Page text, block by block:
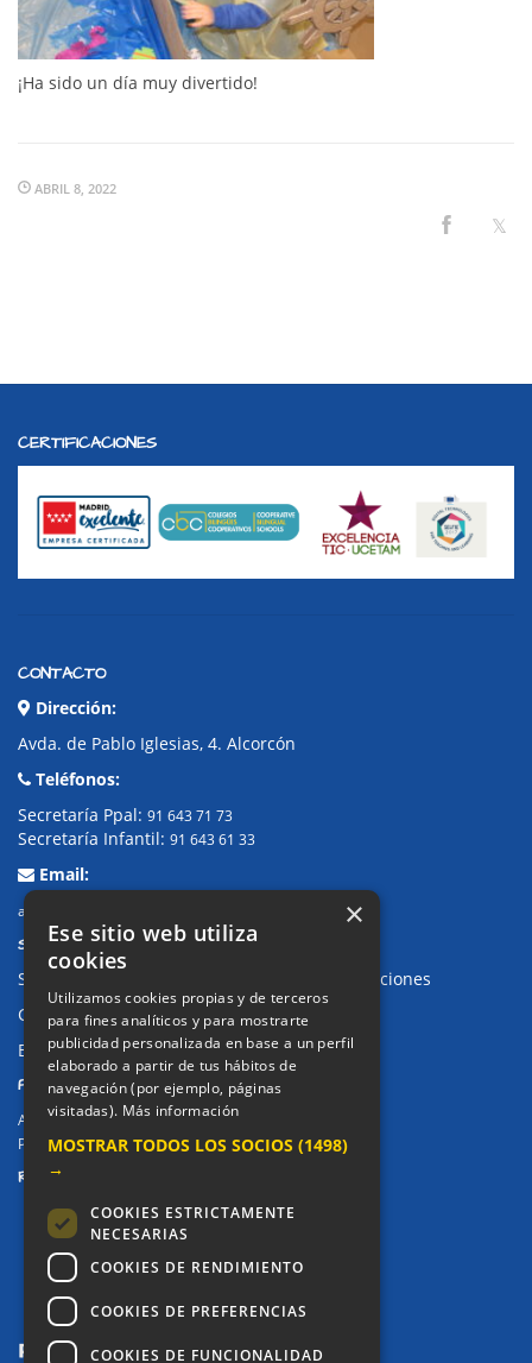
¡Ha sido un día muy divertido!
ABRIL 8, 2022
CERTIFICACIONES
CONTACTO
Dirección:
Avda. de Pablo Iglesias, 4. Alcorcón
Teléfonos:
Secretaría Ppal: 91 643 71 73
Secretaría Infantil: 91 643 61 33
Email:
alkor@colegioalkor.com
SUGERENCIAS Y CANAL DE DENUNCIAS
Sugerencias, Quejas, Reclamaciones y Felicitaciones
Canal de denuncias
Buzón denuncia drogas CM
PRIVACIDAD
Aviso legal / Política de privacidad
Política de Cookies
REDES SOCIALES
×
Ese sitio web utiliza
cookies
Utilizamos cookies propias y de terceros
para fines analíticos y para mostrarte
publicidad personalizada en base a un perfil
elaborado a partir de tus hábitos de
navegación (por ejemplo, páginas
visitadas). Más información
MOSTRAR TODOS LOS SOCIOS (1498)
→
COOKIES ESTRICTAMENTE
NECESARIAS
COOKIES DE RENDIMIENTO
COOKIES DE PREFERENCIAS
COOKIES DE FUNCIONALIDAD